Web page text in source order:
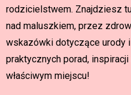
rodzicielstwem. Znajdziesz
nad maluszkiem, przez
wskazówki dotyczące urody
praktycznych porad,
właściwym miejscu!